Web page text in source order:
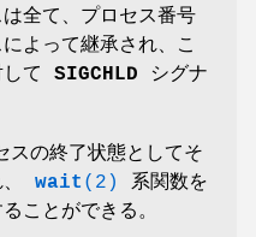
全て、プロセス番号
よって継承され、こ
して SIGCHLD シグナ
スの終了状態としてそ
、 wait (2)
系関数を
ことができる。